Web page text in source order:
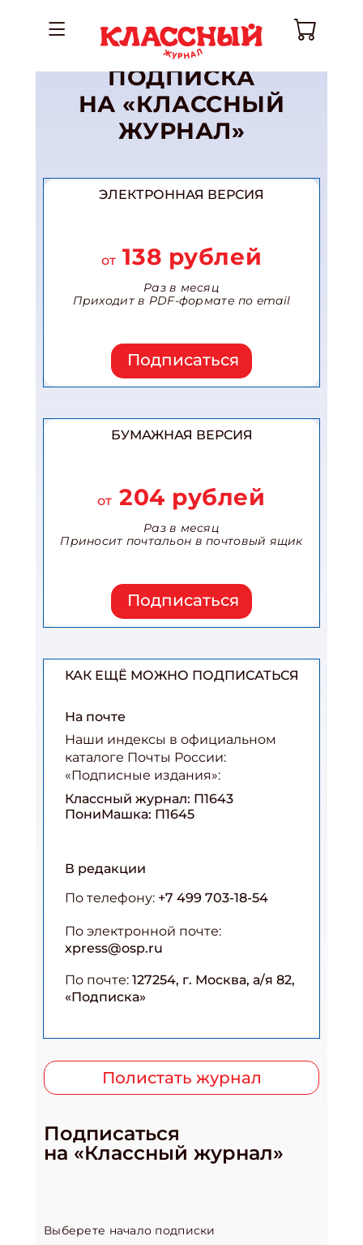
ПОДПИСКА
НА «КЛАССНЫЙ
ЖУРНАЛ»
ЭЛЕКТРОННАЯ ВЕРСИЯ
от138 рублей
Раз в месяц
Приходит в PDF-формате по email
Подписаться
БУМАЖНАЯ ВЕРСИЯ
от 204 рублей
Раз в месяц
Приносит почтальон в почтовый ящик
Подписаться
КАК ЕЩЁ МОЖНО ПОДПИСАТЬСЯ
На почте
Наши индексы в официальном
каталоге Почты России:
«Подписные издания»:
Классный журнал: П1643
ПониМашка: П1645
В редакции
По телефону: +7 499 703-18-54
По электронной почте:
xpress@osp.ru
По почте: 127254, г. Москва, а/я 82,
«Подписка»
Полистать журнал
Подписаться
на «Классный журнал»
Выберете начало подписки